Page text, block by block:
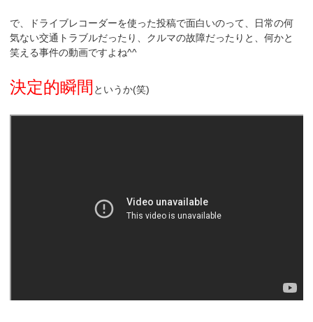
で、ドライブレコーダーを使った投稿で面白いのって、日常の何
気ない交通トラブルだったり、クルマの故障だったりと、何かと
笑える事件の動画ですよね^^
決定的瞬間 というか(笑)